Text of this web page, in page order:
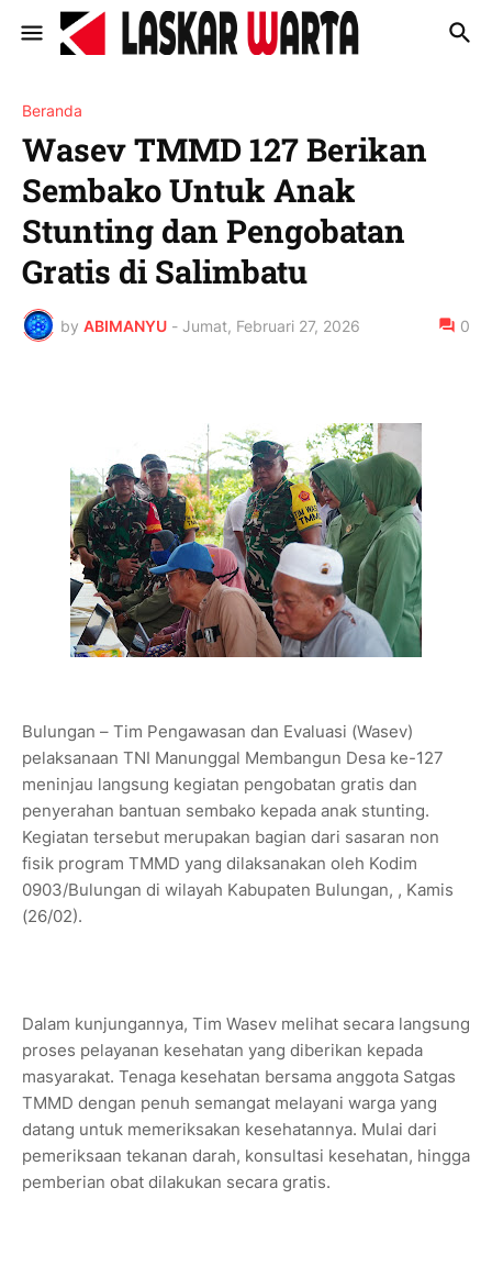
Beranda
Wasev TMMD 127 Berikan
Sembako Untuk Anak
Stunting dan Pengobatan
Gratis di Salimbatu
by ABIMANYU - Jumat, Februari 27, 2026 0
Bulungan – Tim Pengawasan dan Evaluasi (Wasev)
pelaksanaan TNI Manunggal Membangun Desa ke-127
meninjau langsung kegiatan pengobatan gratis dan
penyerahan bantuan sembako kepada anak stunting.
Kegiatan tersebut merupakan bagian dari sasaran non
fisik program TMMD yang dilaksanakan oleh Kodim
0903/Bulungan di wilayah Kabupaten Bulungan, , Kamis
(26/02).
Dalam kunjungannya, Tim Wasev melihat secara langsung
proses pelayanan kesehatan yang diberikan kepada
masyarakat. Tenaga kesehatan bersama anggota Satgas
TMMD dengan penuh semangat melayani warga yang
datang untuk memeriksakan kesehatannya. Mulai dari
pemeriksaan tekanan darah, konsultasi kesehatan, hingga
pemberian obat dilakukan secara gratis.